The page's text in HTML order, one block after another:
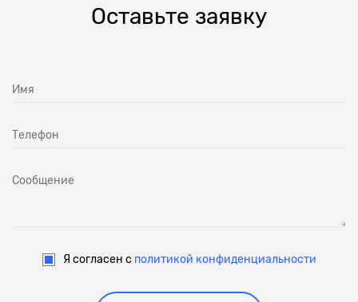
Оставьте заявку
Я согласен с политикой конфиденциальности